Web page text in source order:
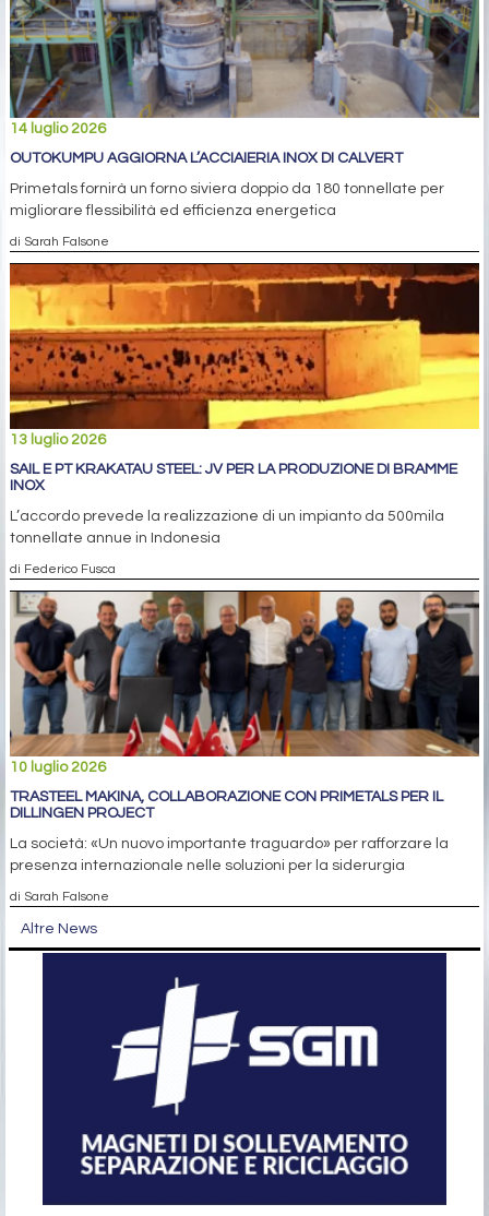
14 luglio 2026
OUTOKUMPU AGGIORNA L’ACCIAIERIA INOX DI CALVERT
Primetals fornirà un forno siviera doppio da 180 tonnellate per
migliorare flessibilità ed efficienza energetica
di Sarah Falsone
13 luglio 2026
SAIL E PT KRAKATAU STEEL: JV PER LA PRODUZIONE DI BRAMME
INOX
L’accordo prevede la realizzazione di un impianto da 500mila
tonnellate annue in Indonesia
di Federico Fusca
10 luglio 2026
TRASTEEL MAKINA, COLLABORAZIONE CON PRIMETALS PER IL
DILLINGEN PROJECT
La società: «Un nuovo importante traguardo» per rafforzare la
presenza internazionale nelle soluzioni per la siderurgia
di Sarah Falsone
Altre News